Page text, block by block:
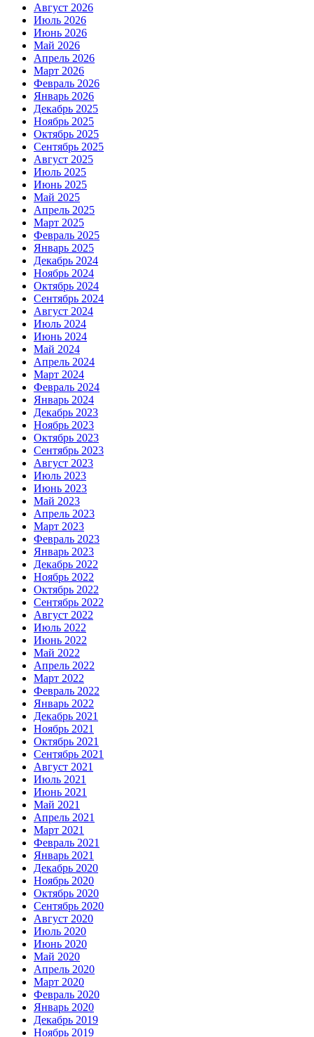
Август 2026
Июль 2026
Июнь 2026
Май 2026
Апрель 2026
Март 2026
Февраль 2026
Январь 2026
Декабрь 2025
Ноябрь 2025
Октябрь 2025
Сентябрь 2025
Август 2025
Июль 2025
Июнь 2025
Май 2025
Апрель 2025
Март 2025
Февраль 2025
Январь 2025
Декабрь 2024
Ноябрь 2024
Октябрь 2024
Сентябрь 2024
Август 2024
Июль 2024
Июнь 2024
Май 2024
Апрель 2024
Март 2024
Февраль 2024
Январь 2024
Декабрь 2023
Ноябрь 2023
Октябрь 2023
Сентябрь 2023
Август 2023
Июль 2023
Июнь 2023
Май 2023
Апрель 2023
Март 2023
Февраль 2023
Январь 2023
Декабрь 2022
Ноябрь 2022
Октябрь 2022
Сентябрь 2022
Август 2022
Июль 2022
Июнь 2022
Май 2022
Апрель 2022
Март 2022
Февраль 2022
Январь 2022
Декабрь 2021
Ноябрь 2021
Октябрь 2021
Сентябрь 2021
Август 2021
Июль 2021
Июнь 2021
Май 2021
Апрель 2021
Март 2021
Февраль 2021
Январь 2021
Декабрь 2020
Ноябрь 2020
Октябрь 2020
Сентябрь 2020
Август 2020
Июль 2020
Июнь 2020
Май 2020
Апрель 2020
Март 2020
Февраль 2020
Январь 2020
Декабрь 2019
Ноябрь 2019